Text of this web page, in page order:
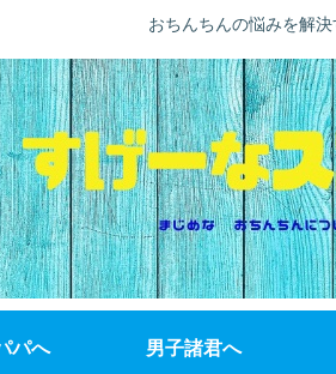
おちんちんの悩みを解
パへ 男子諸君へ